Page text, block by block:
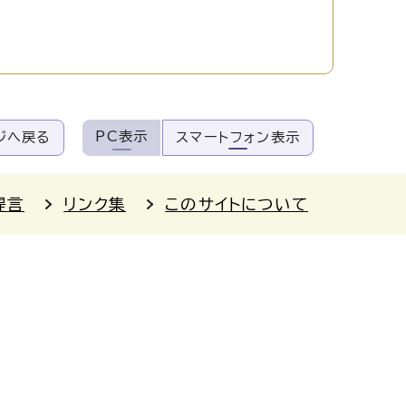
へ戻る PC表示 スマートフォン表示
言 リンク集 このサイトについて